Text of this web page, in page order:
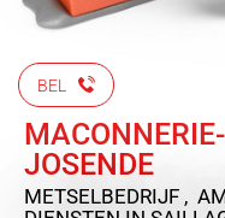
BEL
JOSENDE
METSELBEDRIJF ,